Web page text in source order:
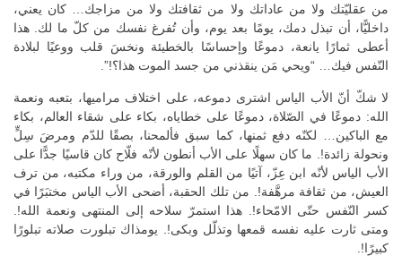
من عقليّتك ولا من عاداتك ولا من ثقافتك ولا من مزاجك… كان يعني،
داخليًّا، أن تبذل دمك، يومًا بعد يوم، وأن تُفرغ نفسك من كلّ ما لك. هذا
أعطى ثمارًا يانعة، دموعًا وإحساسًا بالخطيئة ونخسَ قلب ووعيًا لبلادة
النّفس فيك… “ويحي مَن ينقذني من جسد الموت هذا؟!”.
لا شكّ أنّ الأب الياس اشترى دموعه، على اختلاف مراميها، بتعبه ونعمة
الله: دموعًا في الصّلاة، دموعًا على خطاياه، بكاء على شقاء العالم، بكاء
مع الباكين… لكنّه دفع ثمنها، كما سبق فألمحنا، بصقًا للدّم ومرضَ سِلٍّ
ونحولة زائدة!. ما كان سهلًا على الأب أنطون لأنّه فلّاح كان قاسيًا جدًّا على
الأب الياس لأنّه ابن عِزّ، آتيًا من القلم والورقة، من وراء مكتبه، من ترف
العيش، من ثقافة مرهَّفة!. من تلك الحقبة، أضحى الأب الياس مختبَرًا في
كسر النّفس حتّى الامّحاء!. هذا استمرّ سلاحه إلى المنتهى ونعمة الله!.
ومتى ثارت عليه نفسه قمعها وتذلّل وبكى!. يومذاك تبلورت صلاته تبلورًا
كبيرًا!.